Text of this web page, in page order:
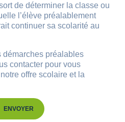
de déterminer la classe ou
l’élève préalablement
continuer sa scolarité au
démarches préalables
contacter pour vous
offre scolaire et la
ENVOYER